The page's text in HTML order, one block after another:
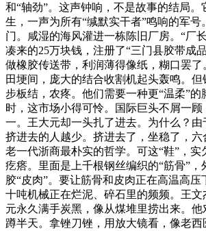
和“轴劲”。这声钟响，不是故事的结局。
生，一声为所有“缄默实干者”鸣响的军号
门。咸湿的海风灌进一栋陈旧厂房。“厂
凑来的25万块钱，注册了“三门县胶带成
做橡胶传送带，利润薄得像纸，糊口罢了
田埂间，庞大的结合收割机起头轰鸣。
步板结，农疼。他们需要一种更“温柔”
时，这市场小得可怜。国际巨头不屑一
一。王大元却一头扎了进去。为什么？由
挤进去的人越少。挤进去了，坐稳了，六
老一代浙商最朴实的哲学。可这“鞋”，
疙瘩。里面是上千根钢丝编织的“筋骨”，
胶“皮肉”。要让筋骨和皮肉正在高温高
十吨机械正在烂泥、碎石里的频频。王
元永久满手炭黑，像从煤堆里捞出来。
蹲半天。拿锉刀锉，用放大镜看，像老西